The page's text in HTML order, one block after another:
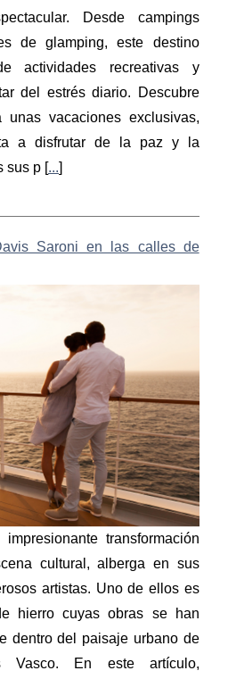
Desde campings
de glamping, este destino
actividades recreativas y
del estrés diario. Descubre
unas vacaciones exclusivas,
a disfrutar de la paz y la
sus p [...]
Saroni en las calles de
transformación
cultural, alberga en sus
artistas. Uno de ellos es
hierro cuyas obras se han
dentro del paisaje urbano de
Vasco. En este artículo,